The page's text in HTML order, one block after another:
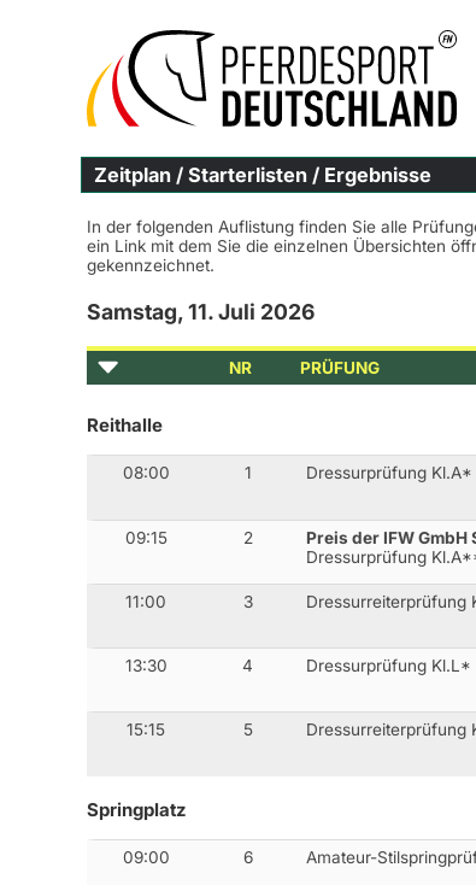
Zeitplan / Starterlisten / Ergebnisse
In der folgenden Auflistung finden Sie alle
ein Link mit dem Sie die einzelnen Übersichten
gekennzeichnet.
Samstag, 11. Juli 2026
NR PRÜFUNG
Reithalle
08:00 1 Dressurprüfung Kl.A*
09:15 2
Preis der IFW
Dressurprüfung
11:00 3 Dressurreiterprüfung
13:30 4 Dressurprüfung Kl.L*
15:15 5 Dressurreiterprüfung
Springplatz
09:00 6 Amateur-